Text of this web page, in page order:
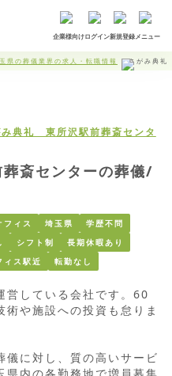
企業様向けログイン新規登録メニュー
県の葬儀業界の求人・転職情報 さがみ典礼
み典礼 東所沢駅前葬斎センタ
斎センターの葬儀/
フィス 埼玉県
学歴不問
シフト制
長期休暇あり
ィス駅近 転勤なし
営している会社です。60
や施設への投資も怠りま
儀に対し、質の高いサービ